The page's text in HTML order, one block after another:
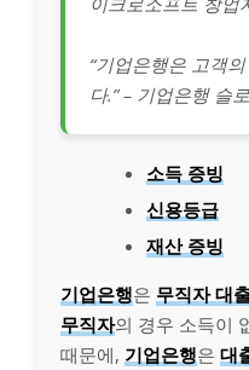
“기업은행은 고객
다.” – 기업은행 슬
소득 증빙
신용등급
재산 증빙
기업은행은 무직자 대
무직자의 경우 소득이
때문에, 기업은행은 대